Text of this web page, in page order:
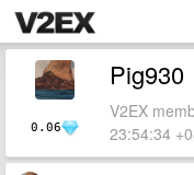
0.06
Pig930
V2EX
23:54:34